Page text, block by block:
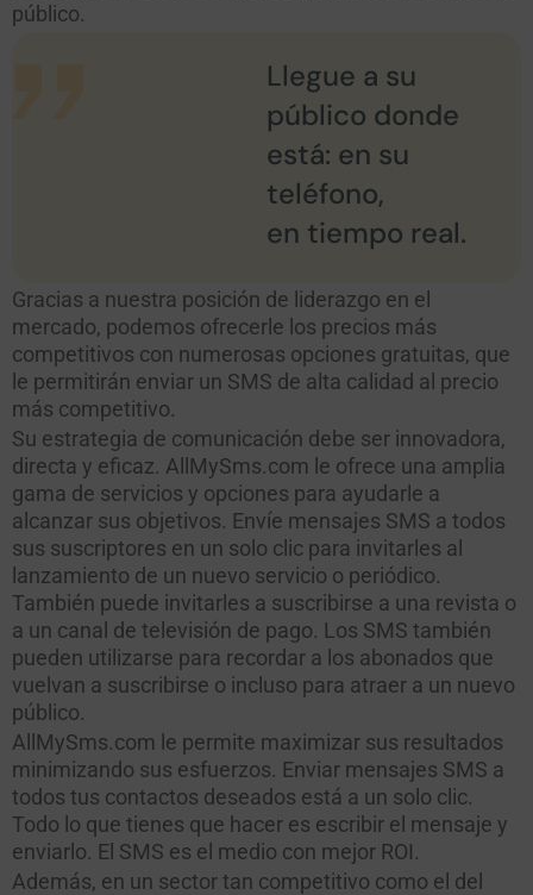
público.
Llegue a su
público donde
está: en su
teléfono,
en tiempo real.
Gracias a nuestra posición de liderazgo en el
mercado, podemos ofrecerle los precios más
competitivos con numerosas opciones gratuitas, que
le permitirán enviar un SMS de alta calidad al precio
más competitivo.
Su estrategia de comunicación debe ser innovadora,
directa y eficaz. AllMySms.com le ofrece una amplia
gama de servicios y opciones para ayudarle a
alcanzar sus objetivos. Envíe mensajes SMS a todos
sus suscriptores en un solo clic para invitarles al
lanzamiento de un nuevo servicio o periódico.
También puede invitarles a suscribirse a una revista o
a un canal de televisión de pago. Los SMS también
pueden utilizarse para recordar a los abonados que
vuelvan a suscribirse o incluso para atraer a un nuevo
público.
AllMySms.com le permite maximizar sus resultados
minimizando sus esfuerzos. Enviar mensajes SMS a
todos tus contactos deseados está a un solo clic.
Todo lo que tienes que hacer es escribir el mensaje y
enviarlo. El SMS es el medio con mejor ROI.
Además, en un sector tan competitivo como el del